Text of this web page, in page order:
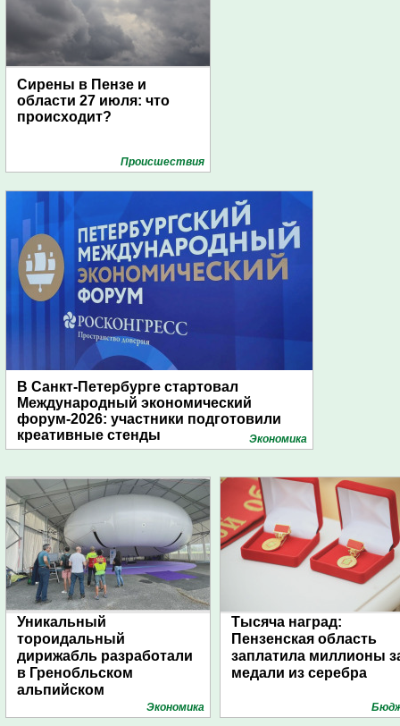
Сирены в Пензе и
области 27 июля: что
происходит?
Проиcшествия
В Санкт-Петербурге стартовал
Международный экономический
форум-2026: участники подготовили
креативные стенды
Экономика
Уникальный
тороидальный
дирижабль разработали
в Гренобльском
альпийском
Экономика
Тысяча наград:
Пензенская область
заплатила миллионы
медали из серебра